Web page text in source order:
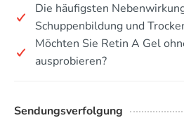
Die häufigsten
Schuppenbildung und
Möchten Sie Retin A Gel
ausprobieren?
Sendungsverfolgung